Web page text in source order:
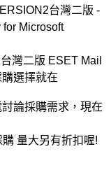
台灣二版 -
Microsoft
灣二版 ESET Mail
選擇就在
論採購需求，現在
量大另有折扣喔!